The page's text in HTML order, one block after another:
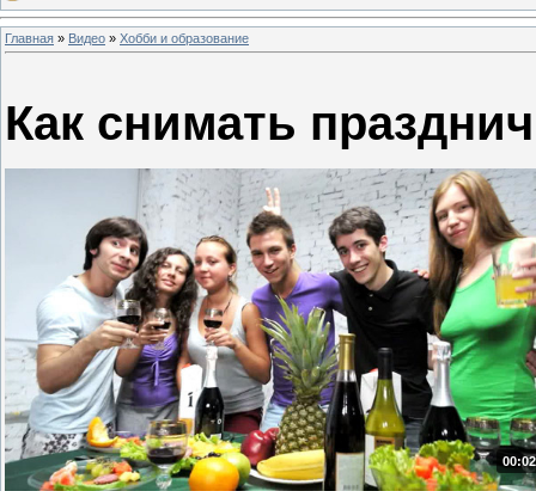
Главная » Видео » Хобби и образование
Как снимать